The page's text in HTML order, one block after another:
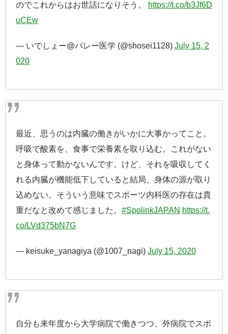
のでこれからはお世話になりそう。
https://t.co/b3Jf6D
uCEw
— いでしょー@バレー医学 (@shosei1128) July 15, 2
020
最近、思うのは内臓の働きがいかに大事かってこと。
呼吸で酸素を、食事で栄養素を取り込む。これがない
と身体って動かないんです。けど、それを吸収してく
れる内臓が機能低下していると結局、身体の源が取り
込めない。そういう意味でスポーツ内科医の存在は貴
重だなと改めて感じました。 #SpolinkJAPAN https://t.
co/LVd375bN7G
— keisuke_yanagiya (@1007_nagi) July 15, 2020
自分も来年度から大学病院で働きつつ、外病院でスポ